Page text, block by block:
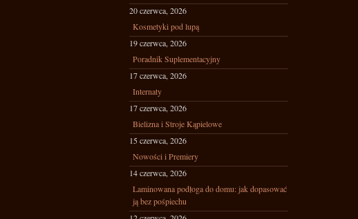
20 czerwca, 2026
Kosmetyki pod lupą
19 czerwca, 2026
Poradnik Suplementacyjny
17 czerwca, 2026
Internaty
17 czerwca, 2026
Bielizna i Stroje Kąpielowe
15 czerwca, 2026
Nowości i Premiery
14 czerwca, 2026
Laminowana podłoga do domu: jak dopasować
ją bez pośpiechu